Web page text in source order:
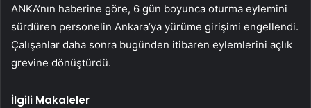
ANKA’nın haberine göre, 6 gün boyunca oturma eylemini
sürdüren personelin Ankara’ya yürüme girişimi engellendi.
Çalışanlar daha sonra bugünden itibaren eylemlerini açlık
grevine dönüştürdü.
İlgili Makaleler